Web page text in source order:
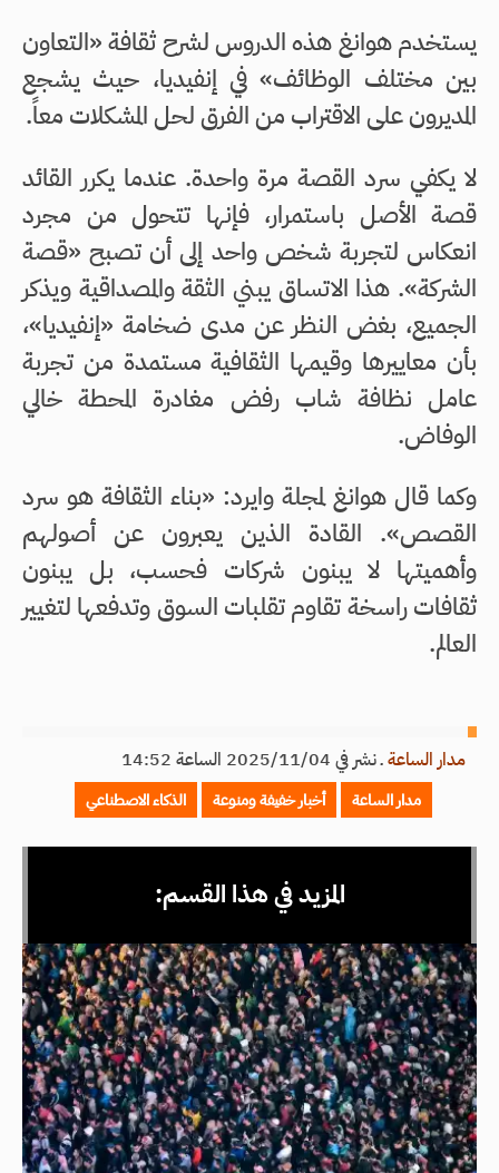
يستخدم هوانغ هذه الدروس لشرح ثقافة «التعاون
بين مختلف الوظائف» في إنفيديا، حيث يشجع
المديرون على الاقتراب من الفرق لحل المشكلات معاً.
لا يكفي سرد القصة مرة واحدة. عندما يكرر القائد
قصة الأصل باستمرار، فإنها تتحول من مجرد
انعكاس لتجربة شخص واحد إلى أن تصبح «قصة
الشركة». هذا الاتساق يبني الثقة والمصداقية ويذكر
الجميع، بغض النظر عن مدى ضخامة «إنفيديا»،
بأن معاييرها وقيمها الثقافية مستمدة من تجربة
عامل نظافة شاب رفض مغادرة المحطة خالي
الوفاض.
وكما قال هوانغ لمجلة وايرد: «بناء الثقافة هو سرد
القصص». القادة الذين يعبرون عن أصولهم
وأهميتها لا يبنون شركات فحسب، بل يبنون
ثقافات راسخة تقاوم تقلبات السوق وتدفعها لتغيير
العالم.
مدار الساعةـنشر في 2025/11/04 الساعة 14:52
مدار الساعة أخبار خفيفة ومنوعة الذكاء الاصطناعي
المزيد في هذا القسم: